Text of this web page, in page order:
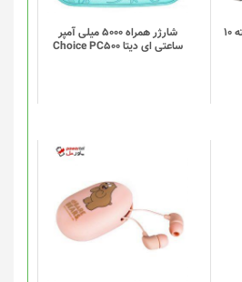
کاور کفش پایا کد 500X بسته 10
شارژر همراه 5000 میلی آمپر
ساعتی ای دیتا Choice PC500